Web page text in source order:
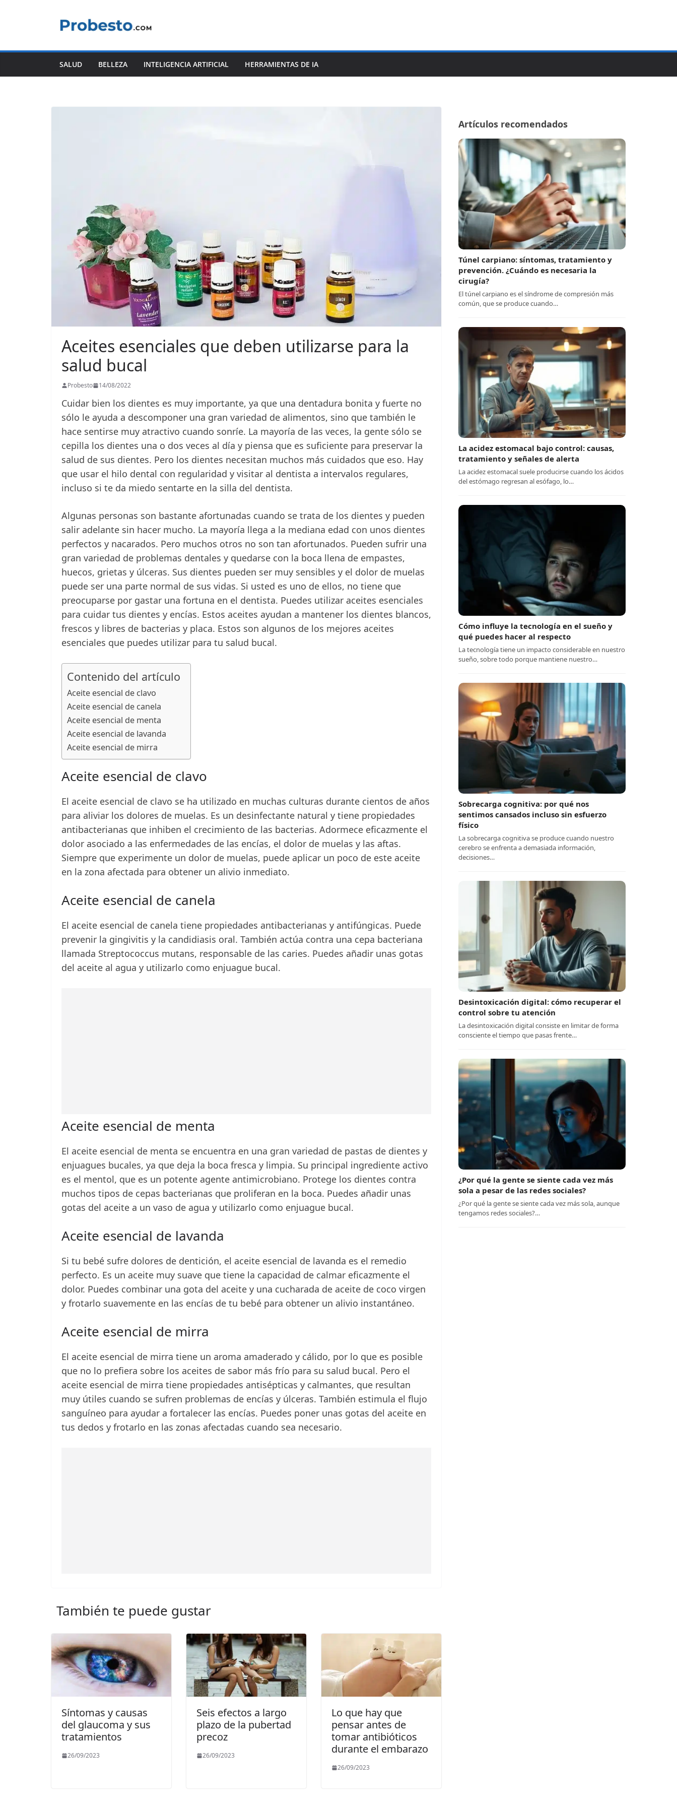
SALUD BELLEZA INTELIGENCIA ARTIFICIAL HERRAMIENTAS DE IA
Aceites esenciales que deben utilizarse para la
salud bucal
Probesto 14/08/2022
Cuidar bien los dientes es muy importante, ya que una dentadura bonita y fuerte no
sólo le ayuda a descomponer una gran variedad de alimentos, sino que también le
hace sentirse muy atractivo cuando sonríe. La mayoría de las veces, la gente sólo se
cepilla los dientes una o dos veces al día y piensa que es suficiente para preservar la
salud de sus dientes. Pero los dientes necesitan muchos más cuidados que eso. Hay
que usar el hilo dental con regularidad y visitar al dentista a intervalos regulares,
incluso si te da miedo sentarte en la silla del dentista.
Algunas personas son bastante afortunadas cuando se trata de los dientes y pueden
salir adelante sin hacer mucho. La mayoría llega a la mediana edad con unos dientes
perfectos y nacarados. Pero muchos otros no son tan afortunados. Pueden sufrir una
gran variedad de problemas dentales y quedarse con la boca llena de empastes,
huecos, grietas y úlceras. Sus dientes pueden ser muy sensibles y el dolor de muelas
puede ser una parte normal de sus vidas. Si usted es uno de ellos, no tiene que
preocuparse por gastar una fortuna en el dentista. Puedes utilizar aceites esenciales
para cuidar tus dientes y encías. Estos aceites ayudan a mantener los dientes blancos,
frescos y libres de bacterias y placa. Estos son algunos de los mejores aceites
esenciales que puedes utilizar para tu salud bucal.
Contenido del artículo
Aceite esencial de clavo
Aceite esencial de canela
Aceite esencial de menta
Aceite esencial de lavanda
Aceite esencial de mirra
Aceite esencial de clavo
El aceite esencial de clavo se ha utilizado en muchas culturas durante cientos de años
para aliviar los dolores de muelas. Es un desinfectante natural y tiene propiedades
antibacterianas que inhiben el crecimiento de las bacterias. Adormece eficazmente el
dolor asociado a las enfermedades de las encías, el dolor de muelas y las aftas.
Siempre que experimente un dolor de muelas, puede aplicar un poco de este aceite
en la zona afectada para obtener un alivio inmediato.
Aceite esencial de canela
El aceite esencial de canela tiene propiedades antibacterianas y antifúngicas. Puede
prevenir la gingivitis y la candidiasis oral. También actúa contra una cepa bacteriana
llamada Streptococcus mutans, responsable de las caries. Puedes añadir unas gotas
del aceite al agua y utilizarlo como enjuague bucal.
Aceite esencial de menta
El aceite esencial de menta se encuentra en una gran variedad de pastas de dientes y
enjuagues bucales, ya que deja la boca fresca y limpia. Su principal ingrediente activo
es el mentol, que es un potente agente antimicrobiano. Protege los dientes contra
muchos tipos de cepas bacterianas que proliferan en la boca. Puedes añadir unas
gotas del aceite a un vaso de agua y utilizarlo como enjuague bucal.
Aceite esencial de lavanda
Si tu bebé sufre dolores de dentición, el aceite esencial de lavanda es el remedio
perfecto. Es un aceite muy suave que tiene la capacidad de calmar eficazmente el
dolor. Puedes combinar una gota del aceite y una cucharada de aceite de coco virgen
y frotarlo suavemente en las encías de tu bebé para obtener un alivio instantáneo.
Aceite esencial de mirra
El aceite esencial de mirra tiene un aroma amaderado y cálido, por lo que es posible
que no lo prefiera sobre los aceites de sabor más frío para su salud bucal. Pero el
aceite esencial de mirra tiene propiedades antisépticas y calmantes, que resultan
muy útiles cuando se sufren problemas de encías y úlceras. También estimula el flujo
sanguíneo para ayudar a fortalecer las encías. Puedes poner unas gotas del aceite en
tus dedos y frotarlo en las zonas afectadas cuando sea necesario.
También te puede gustar
Síntomas y causas
del glaucoma y sus
tratamientos
26/09/2023
Seis efectos a largo
plazo de la pubertad
precoz
26/09/2023
Lo que hay que
pensar antes de
tomar antibióticos
durante el embarazo
26/09/2023
Artículos recomendados
Túnel carpiano: síntomas, tratamiento y
prevención. ¿Cuándo es necesaria la
cirugía?
El túnel carpiano es el síndrome de compresión más
común, que se produce cuando…
La acidez estomacal bajo control: causas,
tratamiento y señales de alerta
La acidez estomacal suele producirse cuando los ácidos
del estómago regresan al esófago, lo…
Cómo influye la tecnología en el sueño y
qué puedes hacer al respecto
La tecnología tiene un impacto considerable en nuestro
sueño, sobre todo porque mantiene nuestro…
Sobrecarga cognitiva: por qué nos
sentimos cansados incluso sin esfuerzo
físico
La sobrecarga cognitiva se produce cuando nuestro
cerebro se enfrenta a demasiada información,
decisiones…
Desintoxicación digital: cómo recuperar el
control sobre tu atención
La desintoxicación digital consiste en limitar de forma
consciente el tiempo que pasas frente…
¿Por qué la gente se siente cada vez más
sola a pesar de las redes sociales?
¿Por qué la gente se siente cada vez más sola, aunque
tengamos redes sociales?…